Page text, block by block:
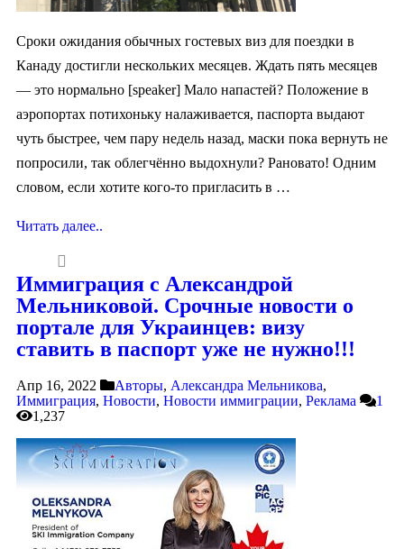
Сроки ожидания обычных гостевых виз для поездки в
Канаду достигли нескольких месяцев. Ждать пять месяцев
— это нормально [speaker] Мало напастей? Положение в
аэропортах потихоньку налаживается, паспорта выдают
чуть быстрее, чем пару недель назад, маски пока вернуть не
попросили, так облегчённо выдохнули? Рановато! Одним
словом, если хотите кого-то пригласить в …
Читать далее..
Иммиграция с Александрой
Мельниковой. Срочные новости о
портале для Украинцев: визу
ставить в паспорт уже не нужно!!!
Апр 16, 2022 Авторы, Александра Мельникова,
Иммиграция, Новости, Новости иммиграции, Реклама
1
1,237